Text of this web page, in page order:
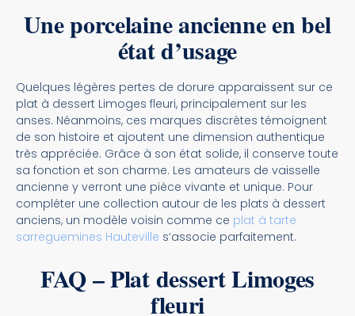
Une porcelaine ancienne en bel
état d’usage
Quelques légères pertes de dorure apparaissent sur ce
plat à dessert Limoges fleuri, principalement sur les
anses. Néanmoins, ces marques discrètes témoignent
de son histoire et ajoutent une dimension authentique
très appréciée. Grâce à son état solide, il conserve toute
sa fonction et son charme. Les amateurs de vaisselle
ancienne y verront une pièce vivante et unique. Pour
compléter une collection autour de les plats à dessert
anciens, un modèle voisin comme ce plat à tarte
sarreguemines Hauteville s’associe parfaitement.
FAQ – Plat dessert Limoges
fleuri